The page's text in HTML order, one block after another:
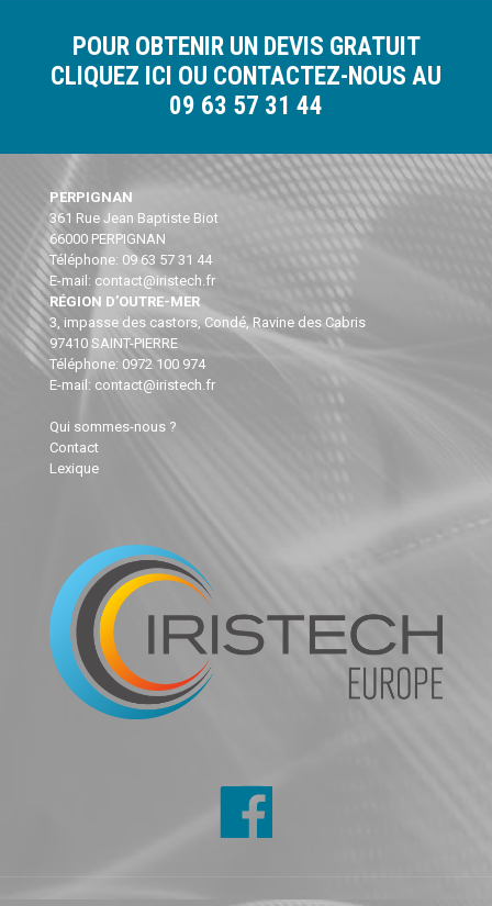
POUR OBTENIR UN DEVIS GRATUIT
CLIQUEZ ICI OU CONTACTEZ-NOUS AU
09 63 57 31 44
PERPIGNAN
361 Rue Jean Baptiste Biot
66000 PERPIGNAN
Téléphone: 09 63 57 31 44
E-mail: contact@iristech.fr
RÉGION D’OUTRE-MER
3, impasse des castors, Condé, Ravine des Cabris
97410 SAINT-PIERRE
Téléphone: 0972 100 974
E-mail: contact@iristech.fr
Qui sommes-nous ?
Contact
Lexique